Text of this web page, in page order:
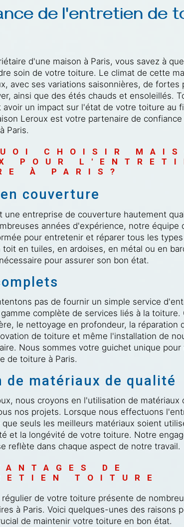
de l'entretien de
d'une maison à Paris, vous savez à
soin de votre toiture. Le climat de cette
avec ses variations saisonnières, de fortes
ainsi que des étés chauds et ensoleillés.
avoir un impact sur l'état de votre toiture au
Leroux est votre partenaire de confiance
Paris.
CHOISIR
POUR
À PARIS?
couverture
une entreprise de couverture hautement
années d'expérience, notre équipe
pour entretenir et réparer tous les
toit en tuiles, en ardoises, en métal ou en
pour assurer son bon état.
pas de fournir un simple service
complète de services liés à la toiture.
le nettoyage en profondeur, la réparation
de toiture et même l'installation de
Nous sommes votre guichet unique pour
de toiture à Paris.
de matériaux de qualité
nous croyons en l'utilisation de matériaux
nos projets. Lorsque nous effectuons
que seuls les meilleurs matériaux soient
et la longévité de votre toiture. Notre
reflète dans chaque aspect de notre travail.
DE
TOITURE
de votre toiture présente de
à Paris. Voici quelques-unes des raisons
de maintenir votre toiture en bon état.